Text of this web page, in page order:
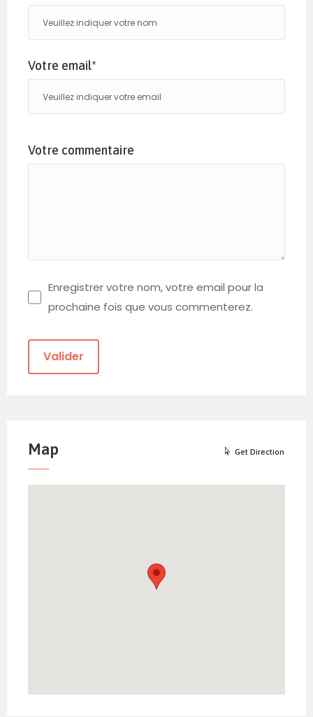
Votre email*
Votre commentaire
Enregistrer votre nom, votre email pour la
prochaine fois que vous commenterez.
Map Get Direction